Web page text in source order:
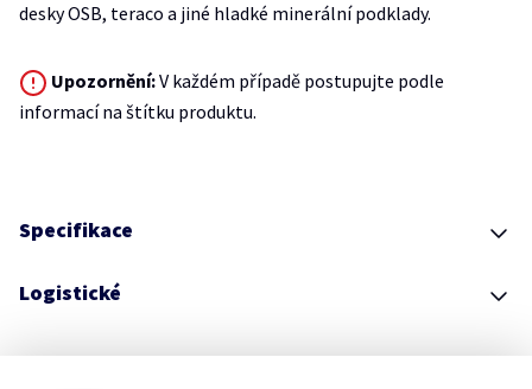
desky OSB, teraco a jiné hladké minerální podklady.
Upozornění:V každém případě postupujte podle
informací na štítku produktu.
Specifikace
Logistické